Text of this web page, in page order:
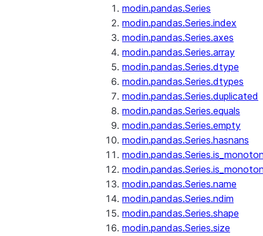
modin.pandas.Series
modin.pandas.Series.index
modin.pandas.Series.axes
modin.pandas.Series.array
modin.pandas.Series.dtype
modin.pandas.Series.dtypes
modin.pandas.Series.duplicated
modin.pandas.Series.equals
modin.pandas.Series.empty
modin.pandas.Series.hasnans
modin.pandas.Series.name
modin.pandas.Series.ndim
modin.pandas.Series.shape
modin.pandas.Series.size